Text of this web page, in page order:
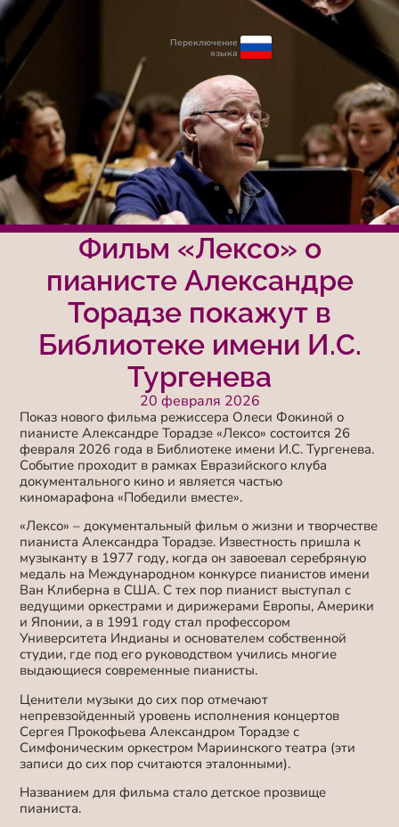
Фильм «Лексо» о
пианисте Александре
Торадзе покажут в
Библиотеке имени И.С.
Тургенева
20 февраля 2026
Показ нового фильма режиссера Олеси Фокиной о
пианисте Александре Торадзе «Лексо» состоится 26
февраля 2026 года в Библиотеке имени И.С. Тургенева.
Событие проходит в рамках Евразийского клуба
документального кино и является частью
киномарафона «Победили вместе».
«Лексо» – документальный фильм о жизни и творчестве
пианиста Александра Торадзе. Известность пришла к
музыканту в 1977 году, когда он завоевал серебряную
медаль на Международном конкурсе пианистов имени
Ван Клиберна в США. С тех пор пианист выступал с
ведущими оркестрами и дирижерами Европы, Америки
и Японии, а в 1991 году стал профессором
Университета Индианы и основателем собственной
студии, где под его руководством учились многие
выдающиеся современные пианисты.
Ценители музыки до сих пор отмечают
непревзойденный уровень исполнения концертов
Сергея Прокофьева Александром Торадзе с
Симфоническим оркестром Мариинского театра (эти
записи до сих пор считаются эталонными).
Названием для фильма стало детское прозвище
пианиста.
Переключение
языка